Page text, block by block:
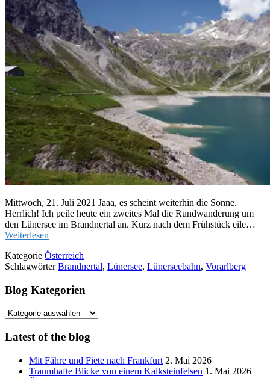
Mittwoch, 21. Juli 2021 Jaaa, es scheint weiterhin die Sonne.
Herrlich! Ich peile heute ein zweites Mal die Rundwanderung um
den Lünersee im Brandnertal an. Kurz nach dem Frühstück eile…
Weiterlesen
Kategorie Österreich
SchlagwörterBrandnertal, Lünersee, Lünerseebahn, Vorarlberg
Blog Kategorien
Blog
Latest of the blog
Mit Fähre und Fiete nach Frankfurt 2. Mai 2026
Traumhafte Blicke von einem Kalksteinfelsen 1. Mai 2026